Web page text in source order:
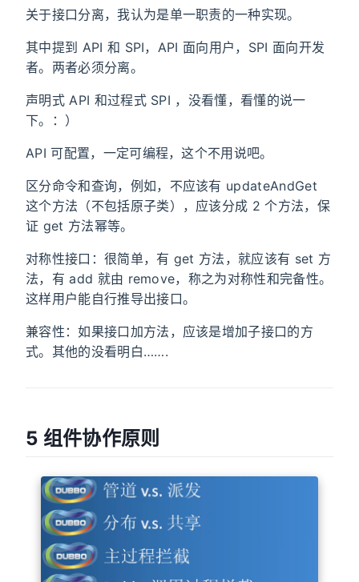
关于接口分离，我认为是单一职责的一种实现。
其中提到 API 和 SPI，API 面向用户，SPI 面向开发
者。两者必须分离。
声明式 API 和过程式 SPI ，没看懂，看懂的说一
下。：）
API 可配置，一定可编程，这个不用说吧。
区分命令和查询，例如，不应该有 updateAndGet
这个方法（不包括原子类），应该分成 2 个方法，保
证 get 方法幂等。
对称性接口：很简单，有 get 方法，就应该有 set 方
法，有 add 就由 remove，称之为对称性和完备性。
这样用户能自行推导出接口。
兼容性：如果接口加方法，应该是增加子接口的方
式。其他的没看明白…….
5 组件协作原则